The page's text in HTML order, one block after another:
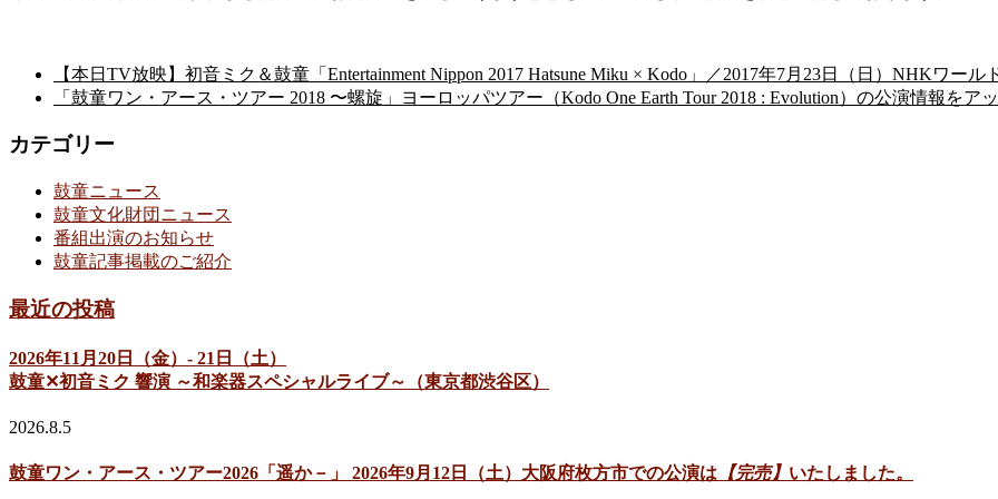
【本日TV放映】初音ミク＆鼓童「Entertainment Nippon 2017 Hatsune Miku × Kodo」／2017年7月23日（日）NHKワール
「鼓童ワン・アース・ツアー 2018 〜螺旋」ヨーロッパツアー（Kodo One Earth Tour 2018 : Evolution）の公演情報をア
カテゴリー
鼓童ニュース
鼓童文化財団ニュース
番組出演のお知らせ
鼓童記事掲載のご紹介
最近の投稿
2026年11月20日（金）- 21日（土）
鼓童✕初音ミク 響演 ～和楽器スペシャルライブ～（東京都渋谷区）
2026.8.5
鼓童ワン・アース・ツアー2026「遥か－」 2026年9月12日（土）大阪府枚方市での公演は 【完売】 いたしました。